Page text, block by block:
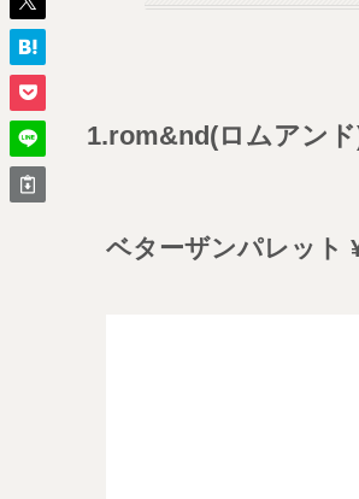
1.rom&nd(ロムアン
ベターザンパレット